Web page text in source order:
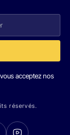
acceptez nos
réservés.